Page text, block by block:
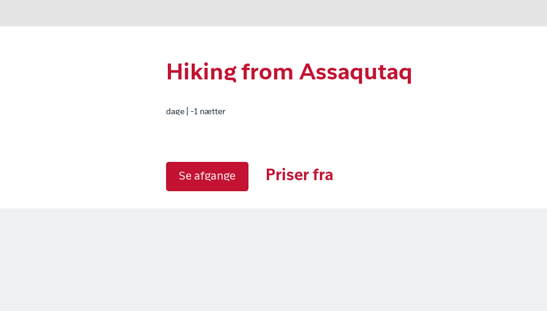
Hiking from Assaqutaq
dage | -1 nætter
Se afgange Priser fra